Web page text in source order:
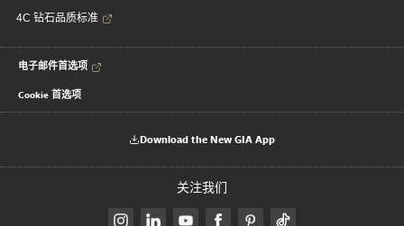
4C 钻石品质标准
电子邮件首选项
Cookie 首选项
Download the New GIA App
关注我们